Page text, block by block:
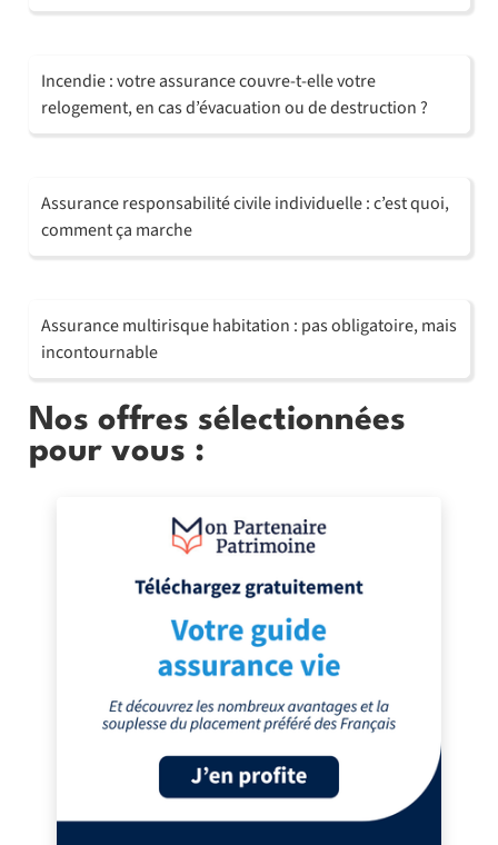
Incendie : votre assurance couvre-t-elle votre
relogement, en cas d’évacuation ou de destruction ?
Assurance responsabilité civile individuelle : c’est quoi,
comment ça marche
Assurance multirisque habitation : pas obligatoire, mais
incontournable
Nos offres sélectionnées
pour vous :